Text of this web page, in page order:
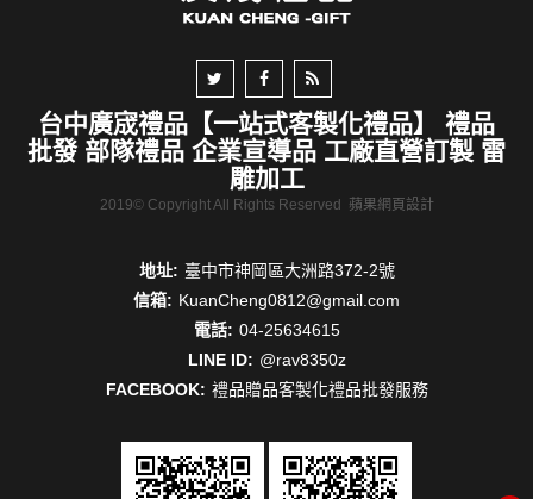
台中廣宬禮品【一站式客製化禮品】 禮品
批發 部隊禮品 企業宣導品 工廠直營訂製 雷
雕加工
2019© Copyright All Rights Reserved 蘋果網頁設計
地址: 臺中市神岡區大洲路372-2號
信箱: KuanCheng0812@gmail.com
電話: 04-25634615
LINE ID: @rav8350z
FACEBOOK: 禮品贈品客製化禮品批發服務